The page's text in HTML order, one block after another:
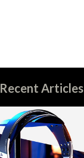
Recent Articles